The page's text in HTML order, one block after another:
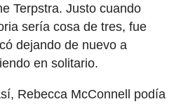
Terpstra. Justo cuando
sería cosa de tres, fue
dejando de nuevo a
en solitario.
Rebecca McConnell podía